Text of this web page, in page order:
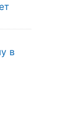
в